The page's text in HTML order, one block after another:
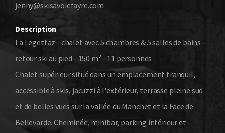
jenny@skisavoiefayre.com
Description
La Legettaz - chalet avec 5 chambres & 5 salles de bains -
retour ski au pied - 150 m² - 11 personnes
Chalet supérieur situé dans un emplacement tranquil,
accessible à skis, jacuzzi à l'extérieur, terrasse pleine sud
et de belles vues sur la vallée du Manchet et la Face de
Bellevarde. Cheminée, minibar, parking intérieur et